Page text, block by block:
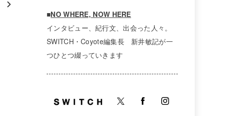
■NO WHERE, NOW HERE
インタビュー、紀行文、出会った人々。
SWITCH・Coyote編集長 新井敏記が一
つひとつ綴っていきます